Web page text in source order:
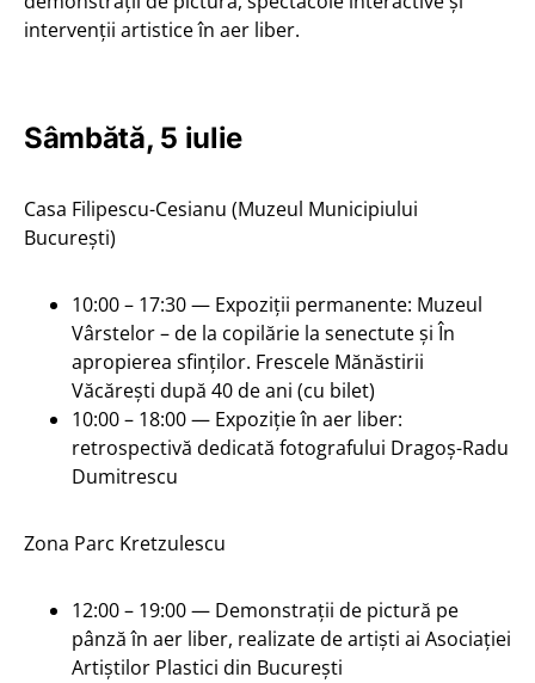
intervenții artistice în aer liber.
Sâmbătă, 5 iulie
Casa Filipescu-Cesianu (Muzeul Municipiului
București)
10:00 – 17:30 — Expoziții permanente: Muzeul
Vârstelor – de la copilărie la senectute și În
apropierea sfinților. Frescele Mănăstirii
Văcărești după 40 de ani (cu bilet)
10:00 – 18:00 — Expoziție în aer liber:
retrospectivă dedicată fotografului Dragoș-Radu
Dumitrescu
Zona Parc Kretzulescu
12:00 – 19:00 — Demonstrații de pictură pe
pânză în aer liber, realizate de artiști ai Asociației
Artiștilor Plastici din București